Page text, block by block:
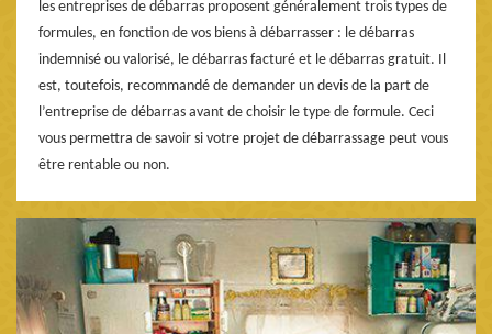
les entreprises de débarras proposent généralement trois types de
formules, en fonction de vos biens à débarrasser : le débarras
indemnisé ou valorisé, le débarras facturé et le débarras gratuit. Il
est, toutefois, recommandé de demander un devis de la part de
l’entreprise de débarras avant de choisir le type de formule. Ceci
vous permettra de savoir si votre projet de débarrassage peut vous
être rentable ou non.